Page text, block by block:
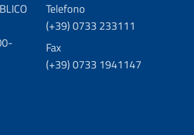
Telefono
(+39) 0733 233111
Fax
(+39) 0733 1941147